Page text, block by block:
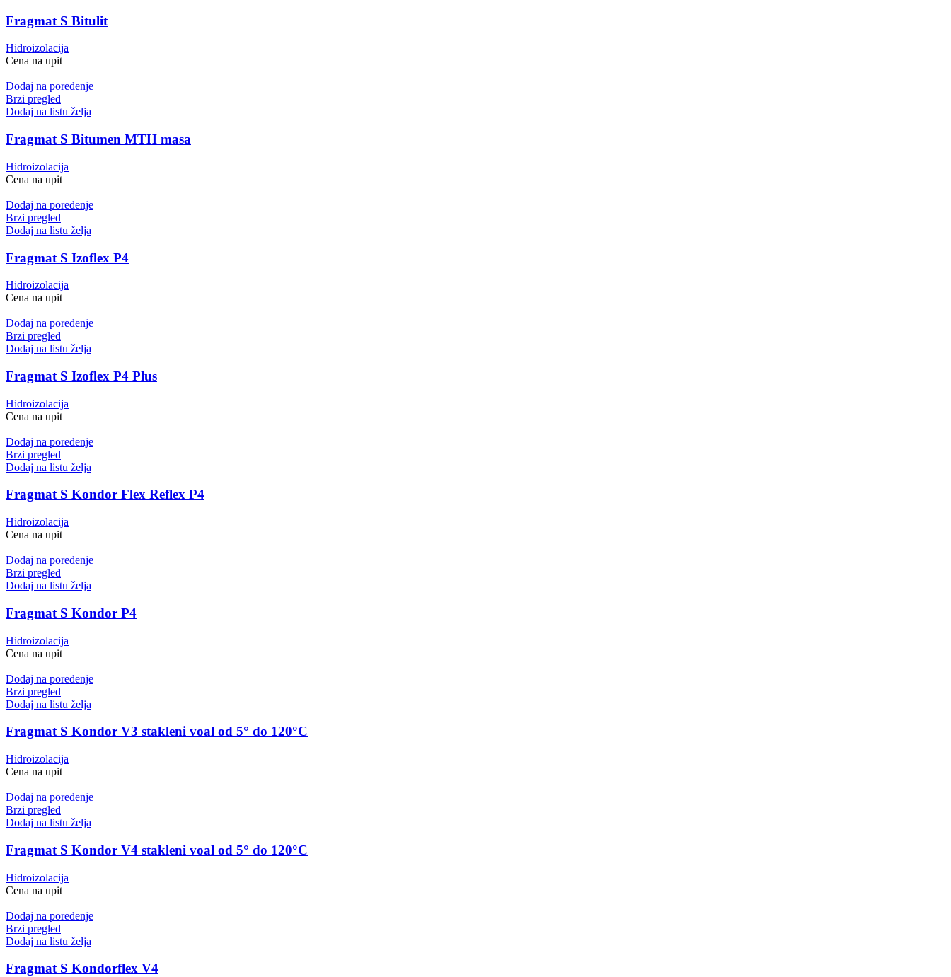
Fragmat S Bitulit
Hidroizolacija
Cena na upit
Dodaj na poređenje
Brzi pregled
Dodaj na listu želja
Fragmat S Bitumen MTH masa
Hidroizolacija
Cena na upit
Dodaj na poređenje
Brzi pregled
Dodaj na listu želja
Fragmat S Izoflex P4
Hidroizolacija
Cena na upit
Dodaj na poređenje
Brzi pregled
Dodaj na listu želja
Fragmat S Izoflex P4 Plus
Hidroizolacija
Cena na upit
Dodaj na poređenje
Brzi pregled
Dodaj na listu želja
Fragmat S Kondor Flex Reflex P4
Hidroizolacija
Cena na upit
Dodaj na poređenje
Brzi pregled
Dodaj na listu želja
Fragmat S Kondor P4
Hidroizolacija
Cena na upit
Dodaj na poređenje
Brzi pregled
Dodaj na listu želja
Fragmat S Kondor V3 stakleni voal od 5° do 120°C
Hidroizolacija
Cena na upit
Dodaj na poređenje
Brzi pregled
Dodaj na listu želja
Fragmat S Kondor V4 stakleni voal od 5° do 120°C
Hidroizolacija
Cena na upit
Dodaj na poređenje
Brzi pregled
Dodaj na listu želja
Fragmat S Kondorflex V4